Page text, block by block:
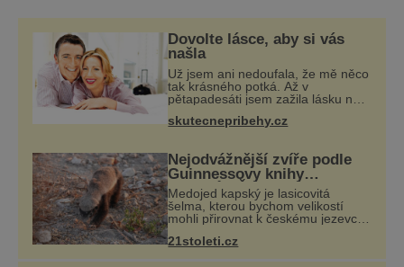
palác. Thajci jsou na svého panovníka Rámu
IX. velmi hrdí a královský rod většinu tohoto
Dovolte lásce, aby si vás
našla
Už jsem ani nedoufala, že mě něco
tak krásného potká. Až v
pětapadesáti jsem zažila lásku na
vdávala, když mi bylo dvacet. Oba
skutecnepribehy.cz
Nejodvážnější zvíře podle
Guinnessovy knihy
rekordů? Šelmička s
pruhem na hřbetě!
Medojed kapský je lasicovitá
šelma, kterou bychom velikostí
mohli přirovnat k českému jezevci.
bývá označována za nejodvážnější
21stoleti.cz